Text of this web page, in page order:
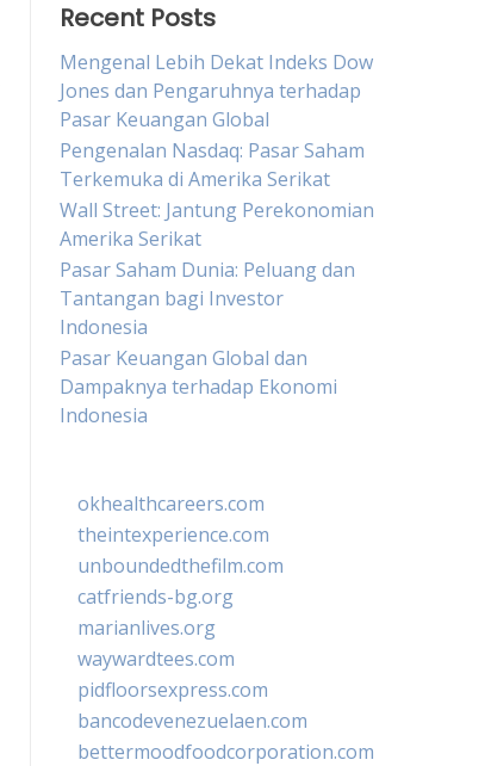
Recent Posts
Mengenal Lebih Dekat Indeks Dow
Jones dan Pengaruhnya terhadap
Pasar Keuangan Global
Pengenalan Nasdaq: Pasar Saham
Terkemuka di Amerika Serikat
Wall Street: Jantung Perekonomian
Amerika Serikat
Pasar Saham Dunia: Peluang dan
Tantangan bagi Investor
Indonesia
Pasar Keuangan Global dan
Dampaknya terhadap Ekonomi
Indonesia
okhealthcareers.com
theintexperience.com
unboundedthefilm.com
catfriends-bg.org
marianlives.org
waywardtees.com
pidfloorsexpress.com
bancodevenezuelaen.com
bettermoodfoodcorporation.com